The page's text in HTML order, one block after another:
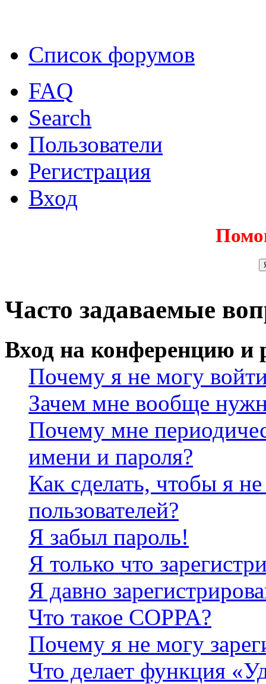
Список форумов
FAQ
Search
Пользователи
Регистрация
Вход
Часто задаваемые
Вход на конференцию и
Почему я не могу
Зачем мне вообще
Почему мне
имени и пароля?
Как сделать, чтобы я
пользователей?
Я забыл пароль!
Я только что
Я давно
Что такое COPPA?
Почему я не могу
Что делает функция